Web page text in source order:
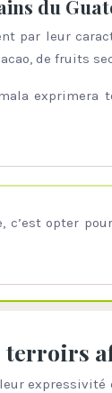
du
par leur
de fruits
exprimera
c’est opter
terroirs